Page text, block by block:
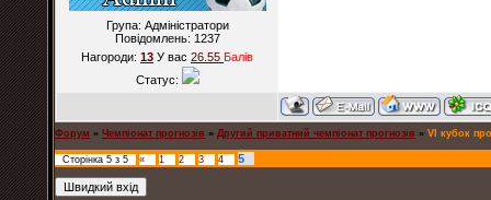
Група: Адміністратори
Повідомлень: 1237
Нагороди: 13 У вас 26.55 Балiв
Статус:
Форум » Чемпіонат прогнозів » Другий приватний чемпіонат прогнозів » VІ кубок
Сторінка 5 з 5 « 1 2 3 4 5